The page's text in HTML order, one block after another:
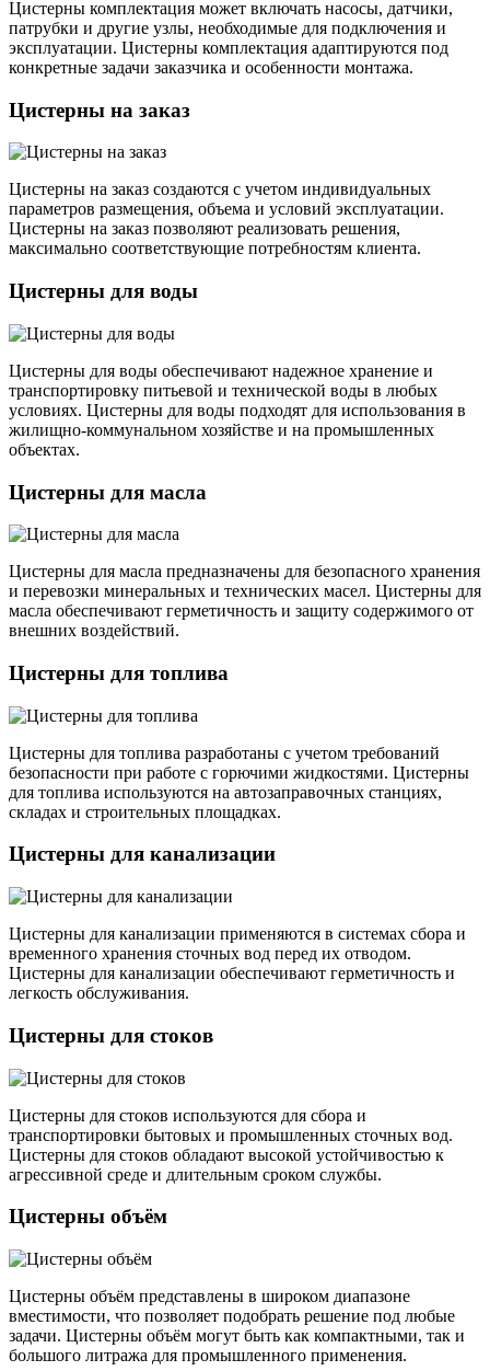
Цистерны комплектация может включать насосы, датчики,
патрубки и другие узлы, необходимые для подключения и
эксплуатации. Цистерны комплектация адаптируются под
конкретные задачи заказчика и особенности монтажа.
Цистерны на заказ
Цистерны на заказ создаются с учетом индивидуальных
параметров размещения, объема и условий эксплуатации.
Цистерны на заказ позволяют реализовать решения,
максимально соответствующие потребностям клиента.
Цистерны для воды
Цистерны для воды обеспечивают надежное хранение и
транспортировку питьевой и технической воды в любых
условиях. Цистерны для воды подходят для использования в
жилищно-коммунальном хозяйстве и на промышленных
объектах.
Цистерны для масла
Цистерны для масла предназначены для безопасного хранения
и перевозки минеральных и технических масел. Цистерны для
масла обеспечивают герметичность и защиту содержимого от
внешних воздействий.
Цистерны для топлива
Цистерны для топлива разработаны с учетом требований
безопасности при работе с горючими жидкостями. Цистерны
для топлива используются на автозаправочных станциях,
складах и строительных площадках.
Цистерны для канализации
Цистерны для канализации применяются в системах сбора и
временного хранения сточных вод перед их отводом.
Цистерны для канализации обеспечивают герметичность и
легкость обслуживания.
Цистерны для стоков
Цистерны для стоков используются для сбора и
транспортировки бытовых и промышленных сточных вод.
Цистерны для стоков обладают высокой устойчивостью к
агрессивной среде и длительным сроком службы.
Цистерны объём
Цистерны объём представлены в широком диапазоне
вместимости, что позволяет подобрать решение под любые
задачи. Цистерны объём могут быть как компактными, так и
большого литража для промышленного применения.